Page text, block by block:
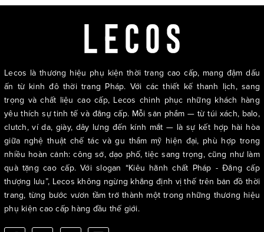
Lecos là thương hiệu phụ kiện thời trang cao cấp, mang đậm dấu
ấn từ kinh đô thời trang Pháp. Với các thiết kế thanh lịch, sang
trọng và chất liệu cao cấp, Lecos chinh phục những khách hàng
yêu thích sự tinh tế và đẳng cấp. Mỗi sản phẩm — từ túi xách, balo,
clutch, ví da, giày, dây lưng đến kính mắt — là sự kết hợp hài hòa
giữa nghệ thuật chế tác và gu thẩm mỹ hiện đại, phù hợp trong
nhiều hoàn cảnh: công sở, dạo phố, tiệc sang trọng, cũng như làm
quà tặng cao cấp. Với slogan “Kiêu hãnh chất Pháp - Đẳng cấp
thượng lưu”, Lecos không ngừng khẳng định vị thế trên bản đồ thời
trang, từng bước vươn tầm trở thành một trong những thương hiệu
phụ kiện cao cấp hàng đầu thế giới.